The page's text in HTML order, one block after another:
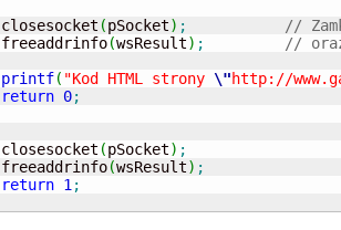
	closesocket
(pSocket) ;
//
	freeaddrinfo
(wsResult) ;
//
printf( "Kod HTML strony \"http://
return 0;
	closesocket
(pSocket) ;
	freeaddrinfo
(wsResult) ;
return 1 ;